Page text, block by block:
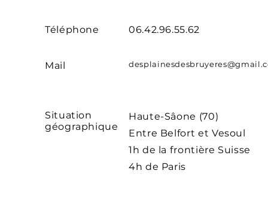
Téléphone 06.42.96.55.62
Mail
Situation
géographique
Haute-Sâone (70)
Entre Belfort et Vesoul
1h de la frontière Suisse
4h de Paris